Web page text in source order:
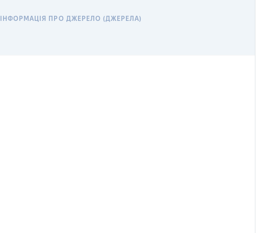
ІНФОРМАЦІЯ ПРО ДЖЕРЕЛО (ДЖЕРЕЛА)